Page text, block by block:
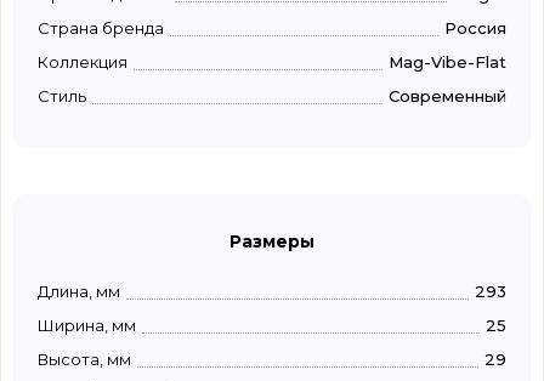
Страна бренда
Россия
Коллекция
Mag-Vibe-Flat
Стиль
Современный
Размеры
Длина, мм
293
Ширина, мм
25
Высота, мм
29